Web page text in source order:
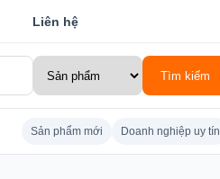
Liên hệ
Tìm kiếm
Sản phẩm mới Doanh nghiệp uy tín